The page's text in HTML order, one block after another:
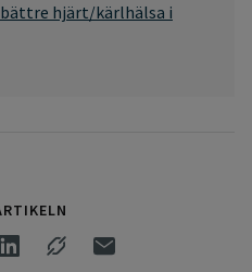
hjärt/kärlhälsa i